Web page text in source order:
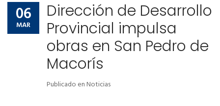
06
MAR
Dirección de Desarrollo
Provincial impulsa
obras en San Pedro de
Macorís
Publicado enNoticias